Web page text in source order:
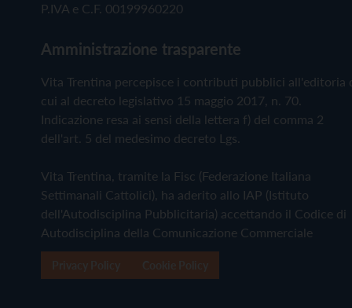
P.IVA e C.F. 00199960220
Amministrazione trasparente
Vita Trentina percepisce i contributi pubblici all'editoria
cui al decreto legislativo 15 maggio 2017, n. 70.
Indicazione resa ai sensi della lettera f) del comma 2
dell'art. 5 del medesimo decreto Lgs.
Vita Trentina, tramite la Fisc (Federazione Italiana
Settimanali Cattolici), ha aderito allo IAP (Istituto
dell'Autodisciplina Pubblicitaria) accettando il Codice di
Autodisciplina della Comunicazione Commerciale